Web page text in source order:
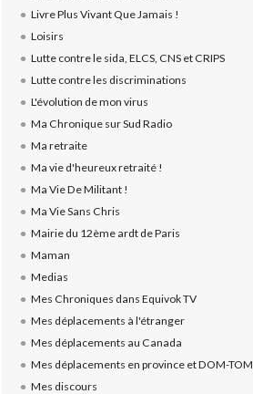
Livre Plus Vivant Que Jamais !
Loisirs
Lutte contre le sida, ELCS, CNS et CRIPS
Lutte contre les discriminations
L'évolution de mon virus
Ma Chronique sur Sud Radio
Ma retraite
Ma vie d'heureux retraité !
Ma Vie De Militant !
Ma Vie Sans Chris
Mairie du 12ème ardt de Paris
Maman
Medias
Mes Chroniques dans Equivok TV
Mes déplacements à l'étranger
Mes déplacements au Canada
Mes déplacements en province et DOM-TOM
Mes discours